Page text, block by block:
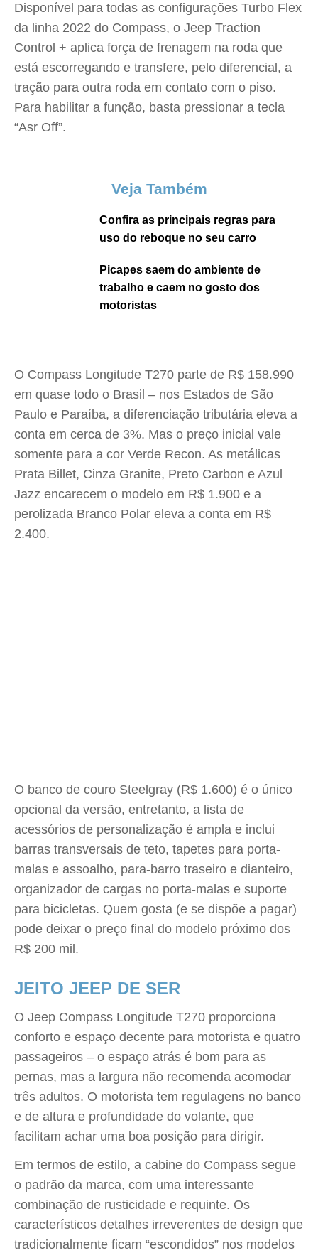
Disponível para todas as configurações Turbo Flex
da linha 2022 do Compass, o Jeep Traction
Control + aplica força de frenagem na roda que
está escorregando e transfere, pelo diferencial, a
tração para outra roda em contato com o piso.
Para habilitar a função, basta pressionar a tecla
“Asr Off”.
Veja Também
Confira as principais regras para
uso do reboque no seu carro
Picapes saem do ambiente de
trabalho e caem no gosto dos
motoristas
O Compass Longitude T270 parte de R$ 158.990
em quase todo o Brasil – nos Estados de São
Paulo e Paraíba, a diferenciação tributária eleva a
conta em cerca de 3%. Mas o preço inicial vale
somente para a cor Verde Recon. As metálicas
Prata Billet, Cinza Granite, Preto Carbon e Azul
Jazz encarecem o modelo em R$ 1.900 e a
perolizada Branco Polar eleva a conta em R$
2.400.
O banco de couro Steelgray (R$ 1.600) é o único
opcional da versão, entretanto, a lista de
acessórios de personalização é ampla e inclui
barras transversais de teto, tapetes para porta-
malas e assoalho, para-barro traseiro e dianteiro,
organizador de cargas no porta-malas e suporte
para bicicletas. Quem gosta (e se dispõe a pagar)
pode deixar o preço final do modelo próximo dos
R$ 200 mil.
JEITO JEEP DE SER
O Jeep Compass Longitude T270 proporciona
conforto e espaço decente para motorista e quatro
passageiros – o espaço atrás é bom para as
pernas, mas a largura não recomenda acomodar
três adultos. O motorista tem regulagens no banco
e de altura e profundidade do volante, que
facilitam achar uma boa posição para dirigir.
Em termos de estilo, a cabine do Compass segue
o padrão da marca, com uma interessante
combinação de rusticidade e requinte. Os
característicos detalhes irreverentes de design que
tradicionalmente ficam “escondidos” nos modelos